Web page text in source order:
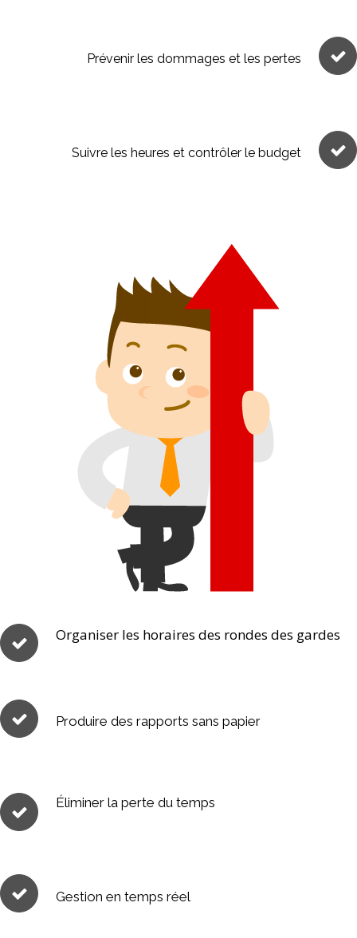
Prévenir les dommages et les pertes
Suivre les heures et contrôler le budget
Organiser les horaires des rondes des gardes
Produire des rapports sans papier
Éliminer la perte du temps
Gestion en temps réel